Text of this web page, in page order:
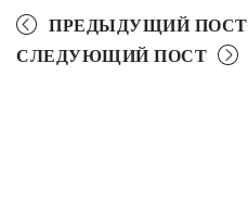
ПРЕДЫДУЩИЙ ПОСТ
СЛЕДУЮЩИЙ ПОСТ